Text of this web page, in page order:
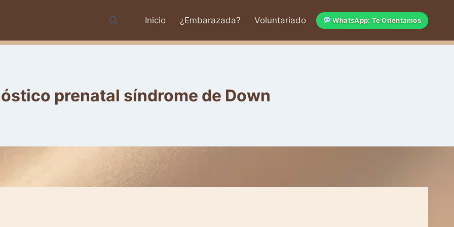
Inicio ¿Embarazada? Voluntariado WhatsApp: Te Orientamos
prenatal síndrome de Down